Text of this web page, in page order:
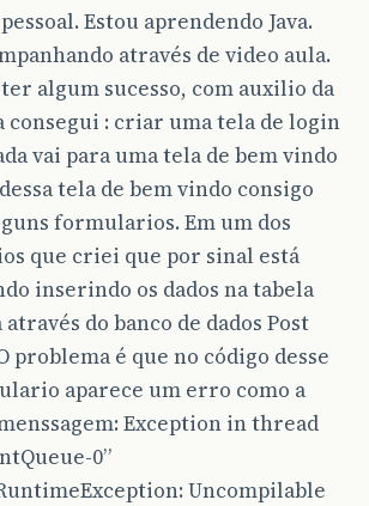
Estou aprendendo Java.
através de video aula.
algum sucesso, com auxilio da
consegui : criar uma tela de login
vai para uma tela de bem vindo
tela de bem vindo consigo
formularios. Em um dos
que criei que por sinal está
inserindo os dados na tabela
do banco de dados Post
problema é que no código desse
aparece um erro como a
Exception in thread
0”
Uncompilable